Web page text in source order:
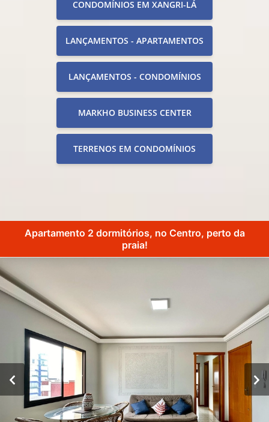
CONDOMÍNIOS EM XANGRI-LÁ
LANÇAMENTOS - APARTAMENTOS
LANÇAMENTOS - CONDOMÍNIOS
MARKHO BUSINESS CENTER
TERRENOS EM CONDOMÍNIOS
Apartamento 2 dormitórios, no Centro, perto da
praia!